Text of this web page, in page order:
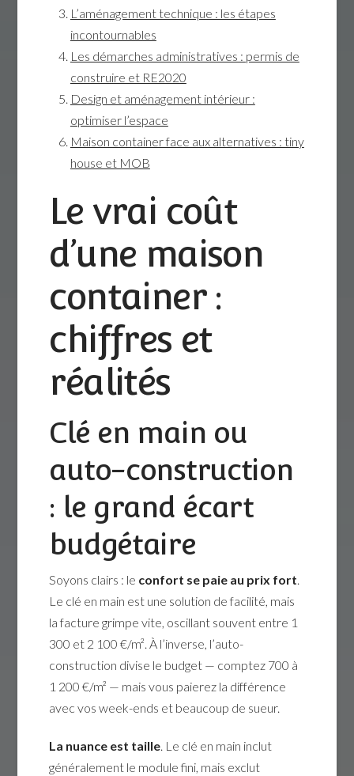
L’aménagement technique : les étapes
incontournables
Les démarches administratives : permis de
construire et RE2020
Design et aménagement intérieur :
optimiser l’espace
Maison container face aux alternatives : tiny
house et MOB
Le vrai coût
d’une maison
container :
chiffres et
réalités
Clé en main ou
auto-construction
: le grand écart
budgétaire
Soyons clairs : le confort se paie au prix fort.
Le clé en main est une solution de facilité, mais
la facture grimpe vite, oscillant souvent entre 1
300 et 2 100 €/m². À l’inverse, l’auto-
construction divise le budget — comptez 700 à
1 200 €/m² — mais vous paierez la différence
avec vos week-ends et beaucoup de sueur.
La nuance est taille. Le clé en main inclut
généralement le module fini, mais exclut